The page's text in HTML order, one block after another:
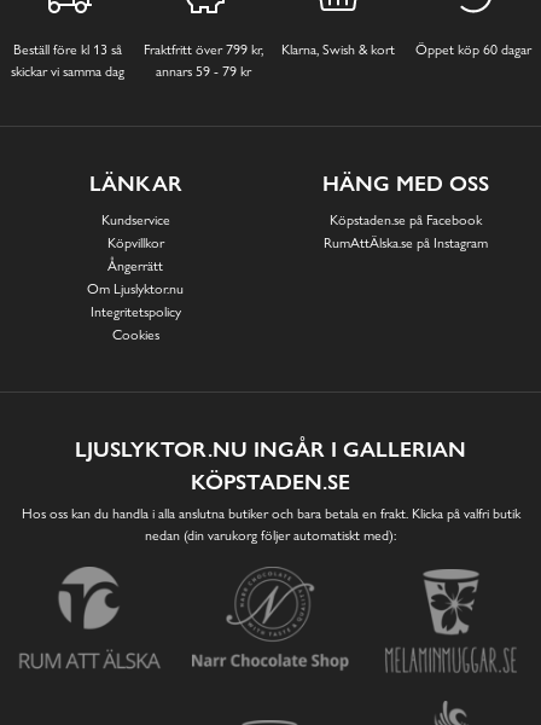
Beställ före kl 13 så
skickar vi samma dag
Fraktfritt över 799 kr,
annars 59 - 79 kr
Klarna, Swish & kort Öppet köp 60 dagar
LÄNKAR
Kundservice
Köpvillkor
Ångerrätt
Om Ljuslyktor.nu
Integritetspolicy
Cookies
HÄNG MED OSS
Köpstaden.se på Facebook
RumAttÄlska.se på Instagram
LJUSLYKTOR.NU INGÅR I GALLERIAN
KÖPSTADEN.SE
Hos oss kan du handla i alla anslutna butiker och bara betala en frakt. Klicka på valfri butik
nedan (din varukorg följer automatiskt med):